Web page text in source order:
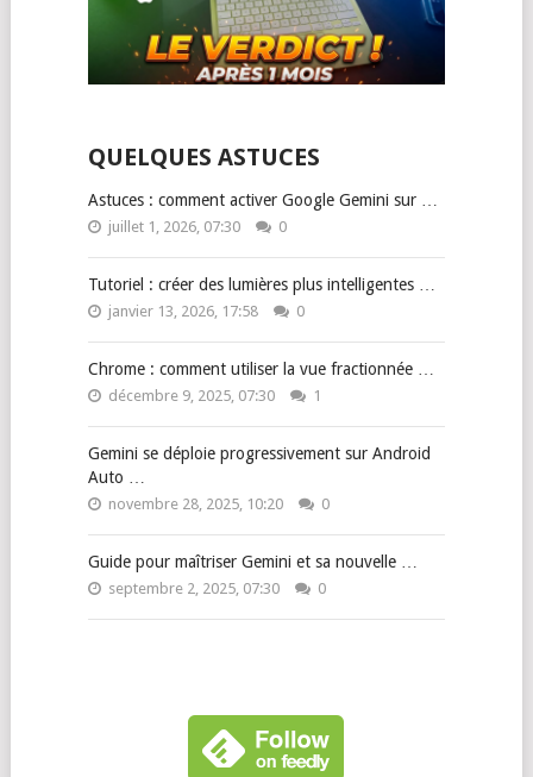
QUELQUES ASTUCES
Astuces : comment activer Google Gemini sur …
juillet 1, 2026, 07:30 0
Tutoriel : créer des lumières plus intelligentes …
janvier 13, 2026, 17:58 0
Chrome : comment utiliser la vue fractionnée …
décembre 9, 2025, 07:30 1
Gemini se déploie progressivement sur Android
Auto …
novembre 28, 2025, 10:20 0
Guide pour maîtriser Gemini et sa nouvelle …
septembre 2, 2025, 07:30 0